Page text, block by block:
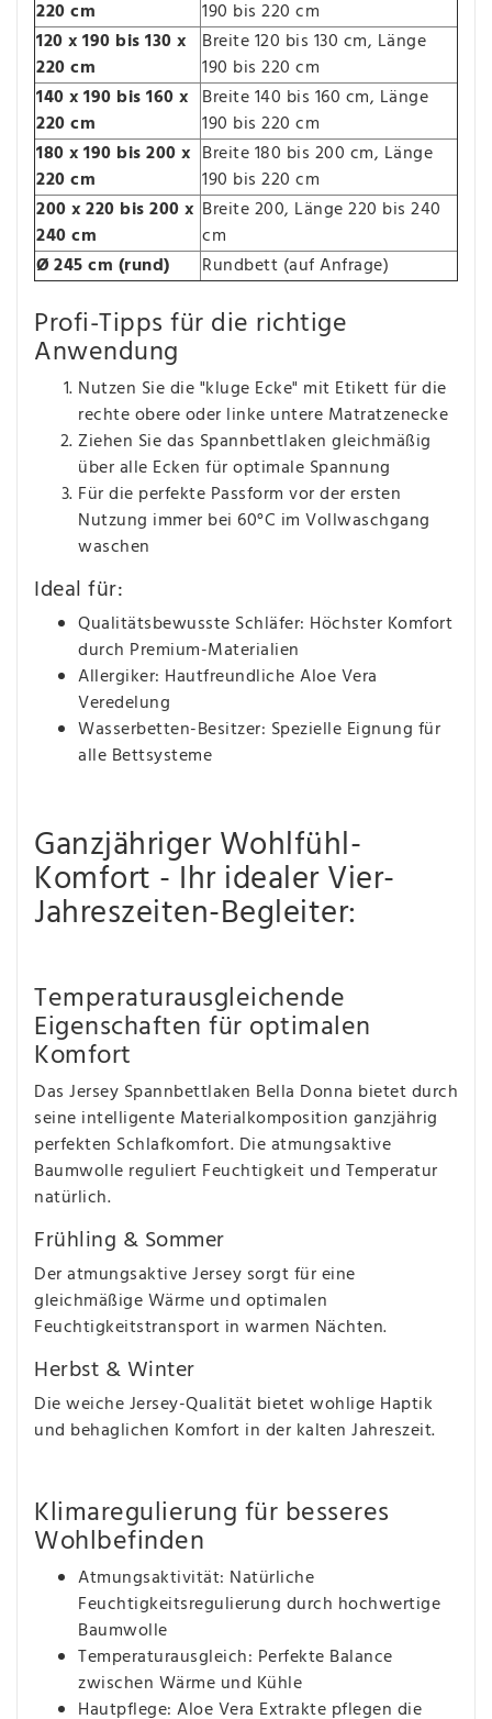
220 cm
190 bis 220 cm
120 x 190 bis 130 x
220 cm
Breite 120 bis 130 cm, Länge
190 bis 220 cm
140 x 190 bis 160 x
220 cm
Breite 140 bis 160 cm, Länge
190 bis 220 cm
180 x 190 bis 200 x
220 cm
Breite 180 bis 200 cm, Länge
190 bis 220 cm
200 x 220 bis 200 x
240 cm
Breite 200, Länge 220 bis 240
cm
Ø 245 cm (rund)
Rundbett (auf Anfrage)
Profi-Tipps für die richtige
Anwendung
Nutzen Sie die "kluge Ecke" mit Etikett für die
rechte obere oder linke untere Matratzenecke
Ziehen Sie das Spannbettlaken gleichmäßig
über alle Ecken für optimale Spannung
Für die perfekte Passform vor der ersten
Nutzung immer bei 60°C im Vollwaschgang
waschen
Ideal für:
Qualitätsbewusste Schläfer: Höchster Komfort
durch Premium-Materialien
Allergiker: Hautfreundliche Aloe Vera
Veredelung
Wasserbetten-Besitzer: Spezielle Eignung für
alle Bettsysteme
Ganzjähriger Wohlfühl-
Komfort - Ihr idealer Vier-
Jahreszeiten-Begleiter:
Temperaturausgleichende
Eigenschaften für optimalen
Komfort
Das Jersey Spannbettlaken Bella Donna bietet durch
seine intelligente Materialkomposition ganzjährig
perfekten Schlafkomfort. Die atmungsaktive
Baumwolle reguliert Feuchtigkeit und Temperatur
natürlich.
Frühling & Sommer
Der atmungsaktive Jersey sorgt für eine
gleichmäßige Wärme und optimalen
Feuchtigkeitstransport in warmen Nächten.
Herbst & Winter
Die weiche Jersey-Qualität bietet wohlige Haptik
und behaglichen Komfort in der kalten Jahreszeit.
Klimaregulierung für besseres
Wohlbefinden
Atmungsaktivität: Natürliche
Feuchtigkeitsregulierung durch hochwertige
Baumwolle
Temperaturausgleich: Perfekte Balance
zwischen Wärme und Kühle
Hautpflege: Aloe Vera Extrakte pflegen die